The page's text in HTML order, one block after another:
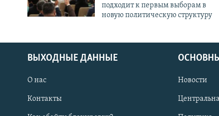
подходит к первым выборам в
новую политическую структуру
ВЫХОДНЫЕ ДАННЫЕ
О нас
Контакты
Новости